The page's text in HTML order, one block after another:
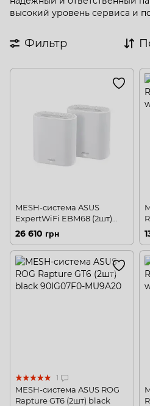
высокий уровень сервиса и
Фильтр
MESH-система ASUS
ExpertWiFi EBM68 (2шт)
white
26 610 грн
1
MESH-система ASUS ROG
Rapture GT6 (2шт) black